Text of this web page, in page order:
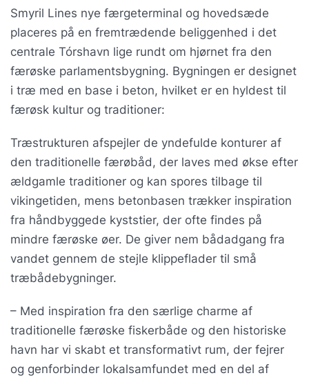
Smyril Lines nye færgeterminal og hovedsæde
placeres på en fremtrædende beliggenhed i det
centrale Tórshavn lige rundt om hjørnet fra den
færøske parlamentsbygning. Bygningen er designet
i træ med en base i beton, hvilket er en hyldest til
færøsk kultur og traditioner:
Træstrukturen afspejler de yndefulde konturer af
den traditionelle færøbåd, der laves med økse efter
ældgamle traditioner og kan spores tilbage til
vikingetiden, mens betonbasen trækker inspiration
fra håndbyggede kyststier, der ofte findes på
mindre færøske øer. De giver nem bådadgang fra
vandet gennem de stejle klippeflader til små
træbådebygninger.
– Med inspiration fra den særlige charme af
traditionelle færøske fiskerbåde og den historiske
havn har vi skabt et transformativt rum, der fejrer
og genforbinder lokalsamfundet med en del af